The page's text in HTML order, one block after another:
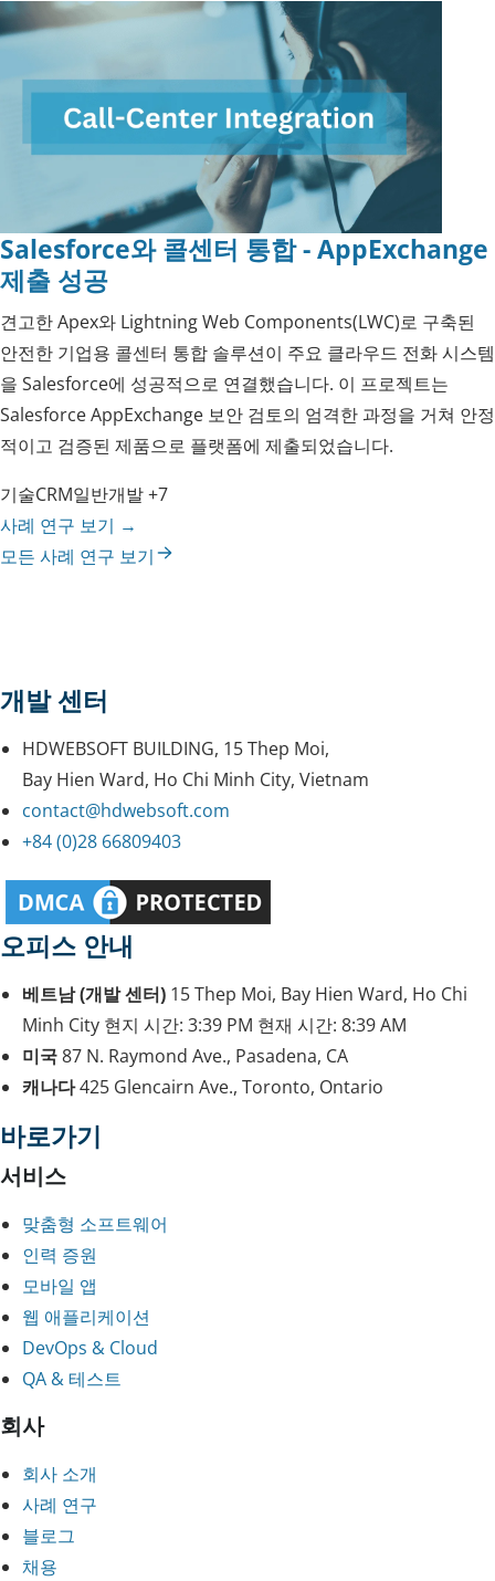
Salesforce와 콜센터 통합 - AppExchange
제출 성공
견고한 Apex와 Lightning Web Components(LWC)로 구축된
안전한 기업용 콜센터 통합 솔루션이 주요 클라우드 전화 시스템
을 Salesforce에 성공적으로 연결했습니다. 이 프로젝트는
Salesforce AppExchange 보안 검토의 엄격한 과정을 거쳐 안정
적이고 검증된 제품으로 플랫폼에 제출되었습니다.
기술CRM일반개발+7
사례 연구 보기 →
모든 사례 연구 보기
개발 센터
HDWEBSOFT BUILDING, 15 Thep Moi,
Bay Hien Ward, Ho Chi Minh City, Vietnam
contact@hdwebsoft.com
+84 (0)28 66809403
오피스 안내
베트남 (개발 센터) 15 Thep Moi, Bay Hien Ward, Ho Chi
Minh City 현지 시간: 3:39 PM 현재 시간: 8:39 AM
미국87 N. Raymond Ave., Pasadena, CA
캐나다425 Glencairn Ave., Toronto, Ontario
바로가기
서비스
맞춤형 소프트웨어
인력 증원
모바일 앱
웹 애플리케이션
DevOps & Cloud
QA & 테스트
회사
회사 소개
사례 연구
블로그
채용